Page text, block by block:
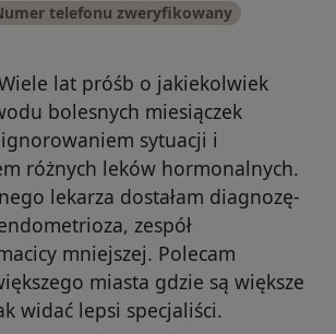
telefonu zweryfikowany
lat próśb o jakiekolwiek
bolesnych miesiączek
ignorowaniem sytuacji i
różnych leków hormonalnych.
lekarza dostałam diagnozę-
zespół
mniejszej. Polecam
miasta gdzie są większe
widać lepsi specjaliści.